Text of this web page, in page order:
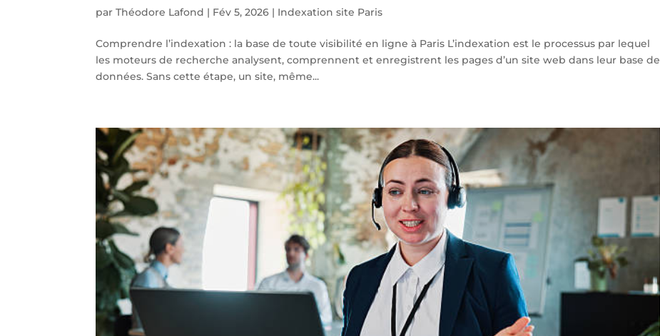
parThéodore Lafond | Fév 5, 2026 | Indexation site Paris
Comprendre l’indexation : la base de toute visibilité en ligne à Paris L’indexation est le processus par lequel
les moteurs de recherche analysent, comprennent et enregistrent les pages d’un site web dans leur base de
données. Sans cette étape, un site, même...